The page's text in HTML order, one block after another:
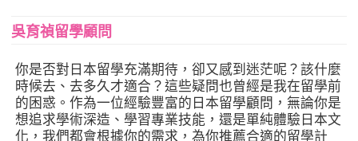
吳育禎留學顧問
你是否對日本留學充滿期待，卻又感到迷茫呢？該什麼
時候去、去多久才適合？這些疑問也曾經是我在留學前
的困惑。作為一位經驗豐富的日本留學顧問，無論你是
想追求學術深造、學習專業技能，還是單純體驗日本文
化，我們都會根據你的需求，為你推薦合適的留學計